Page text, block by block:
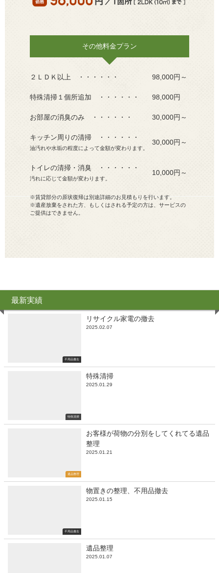
その他料金プラン
２ＬＤＫ以上 ・・・・・・ 98,000円～
特殊清掃１個所追加 ・・・・・・ 98,000円
お部屋の消臭のみ ・・・・・・ 30,000円～
キッチン周りの清掃 ・・・・・・
油汚れや水垢の程度によって金額が変わります。
30,000円～
トイレの清掃・消臭 ・・・・・・
汚れに応じて金額が変わります。
10,000円～
※賃貸部分の原状復帰は別途詳細のお見積もりを行います。
※遺産放棄をされた方、もしくはされる予定の方は、サービスの
ご提供はできません。
最新実績
不用品撤去
リサイクル家電の撤去
2025.02.07
特殊清掃
特殊清掃
2025.01.29
遺品整理
お客様が荷物の分別をしてくれてる遺品
整理
2025.01.21
不用品撤去
物置きの整理、不用品撤去
2025.01.15
遺品整理
2025.01.07